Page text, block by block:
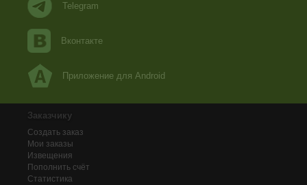
Telegram
Вконтакте
Приложение для Android
Заказчику
Создать заказ
Мои заказы
Извещения
Пополнить счёт
Статистика